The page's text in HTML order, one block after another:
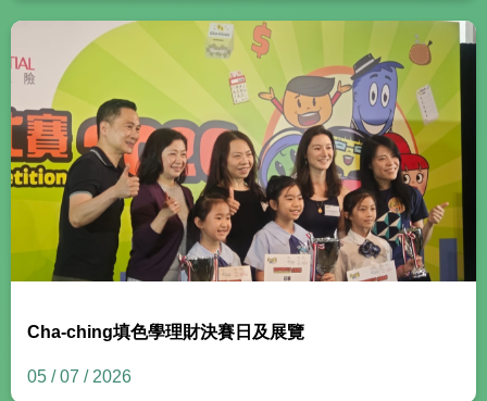
Cha-ching填色學理財決賽日及展覽
05 / 07 / 2026